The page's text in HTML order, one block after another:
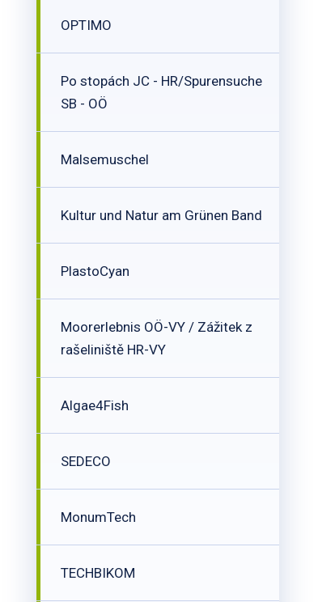
OPTIMO
Po stopách JC - HR/Spurensuche
SB - OÖ
Malsemuschel
Kultur und Natur am Grünen Band
PlastoCyan
Moorerlebnis OÖ-VY / Zážitek z
rašeliniště HR-VY
Algae4Fish
SEDECO
MonumTech
TECHBIKOM